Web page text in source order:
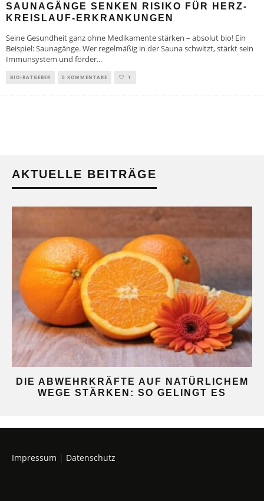
SAUNAGÄNGE SENKEN RISIKO FÜR HERZ-
KREISLAUF-ERKRANKUNGEN
Seine Gesundheit ganz ohne Medikamente stärken – absolut bio! Ein
Beispiel: Saunagänge. Wer regelmäßig in der Sauna schwitzt, stärkt sein
Immunsystem und förder...
BIO-RATGEBER 0 KOMMENTARE 1
AKTUELLE BEITRÄGE
DIE ABWEHRKRÄFTE AUF NATÜRLICHEM
WEGE STÄRKEN: SO GELINGT ES
Impressum | Datenschutz